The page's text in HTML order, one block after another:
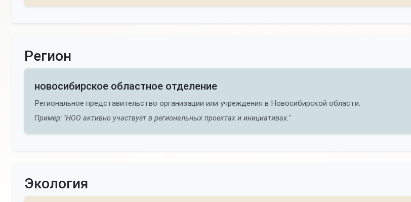
Регион
новосибирское областное отделение
Региональное представительство организации или учреждения в Новосибирской области.
Пример: "НОО активно участвует в региональных проектах и инициативах."
Экология